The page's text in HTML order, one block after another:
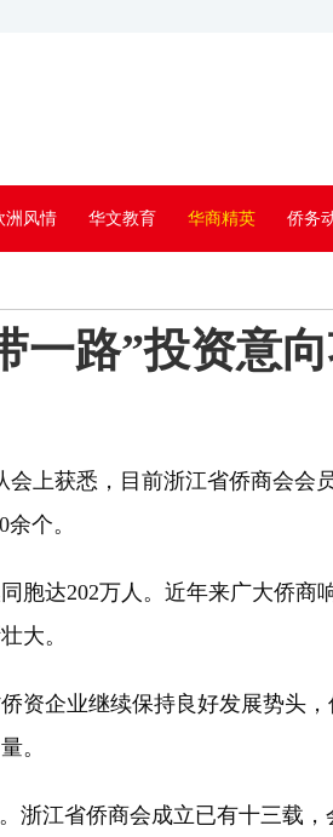
洲风情 华文教育 华商精英 侨务
一路”投资意
获悉，目前浙江省侨商会会
个。
达202万人。近年来广大侨商
大。
企业继续保持良好发展势头，
。
江省侨商会成立已有十三载，